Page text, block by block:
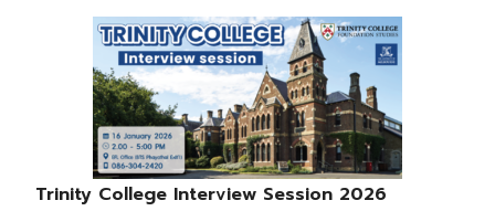
Trinity College Interview Session 2026